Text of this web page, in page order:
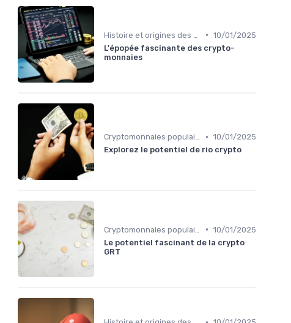
• 10/01/2025
L'épopée fascinante des crypto-
monnaies
Cryptomonnaies populaires • 10/01/2025
Explorez le potentiel de rio crypto
• 10/01/2025
Le potentiel fascinant de la crypto
GRT